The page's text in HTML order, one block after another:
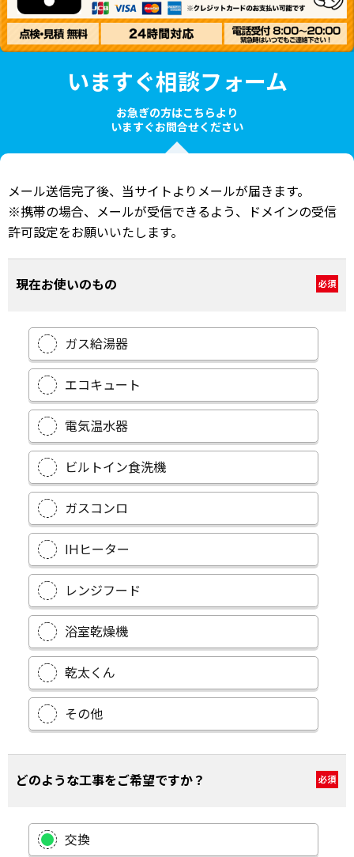
いますぐ相談フォーム
お急ぎの方はこちらより
いますぐお問合せください
メール送信完了後、当サイトよりメールが届きます。
※携帯の場合、メールが受信できるよう、ドメインの受信
許可設定をお願いいたします。
現在お使いのもの 必須
ガス給湯器
エコキュート
電気温水器
ビルトイン食洗機
ガスコンロ
IHヒーター
レンジフード
浴室乾燥機
乾太くん
その他
どのような工事をご希望ですか？ 必須
交換